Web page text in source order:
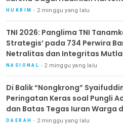
HUKRIM 2 minggu yang lalu
TNI 2026: Panglima TNI
Strategis’ pada 734 Perwira
Netralitas dan Integritas
NASIONAL 2 minggu yang lalu
Di Balik “Nongkrong”
Peringatan Keras soal Pungli
dan Batas Tegas Iuran Warga
Benowo
DAERAH 2 minggu yang lalu